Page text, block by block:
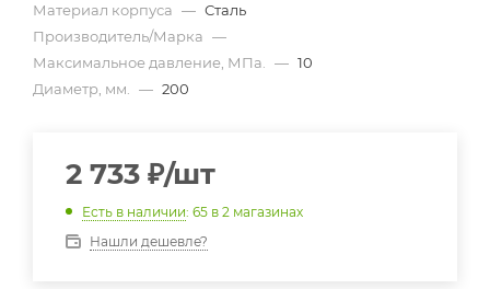
Материал корпуса — Сталь
Производитель/Марка —
Максимальное давление, МПа.
— 10
Диаметр, мм.
— 200
2 733 ₽/шт
Есть в наличии: 65 в 2 магазинах
Нашли дешевле?